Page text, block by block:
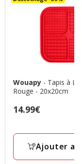
Wouapy - Tapis à
Rouge - 20x20cm
Prix
14.99€
Ajouter